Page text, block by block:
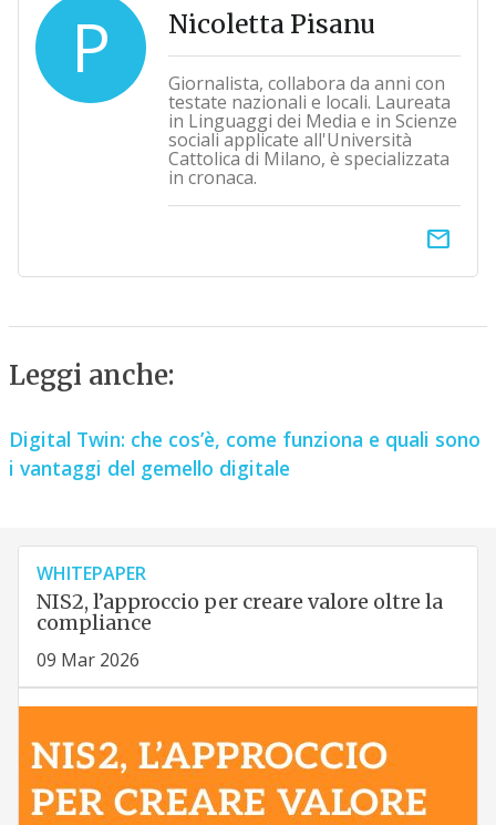
P Nicoletta Pisanu
Giornalista, collabora da anni con
testate nazionali e locali. Laureata
in Linguaggi dei Media e in Scienze
sociali applicate all'Università
Cattolica di Milano, è specializzata
in cronaca.
email
Leggi anche:
Digital Twin: che cos’è, come funziona e quali sono
i vantaggi del gemello digitale
WHITEPAPER
NIS2, l’approccio per creare valore oltre la
compliance
09 Mar 2026